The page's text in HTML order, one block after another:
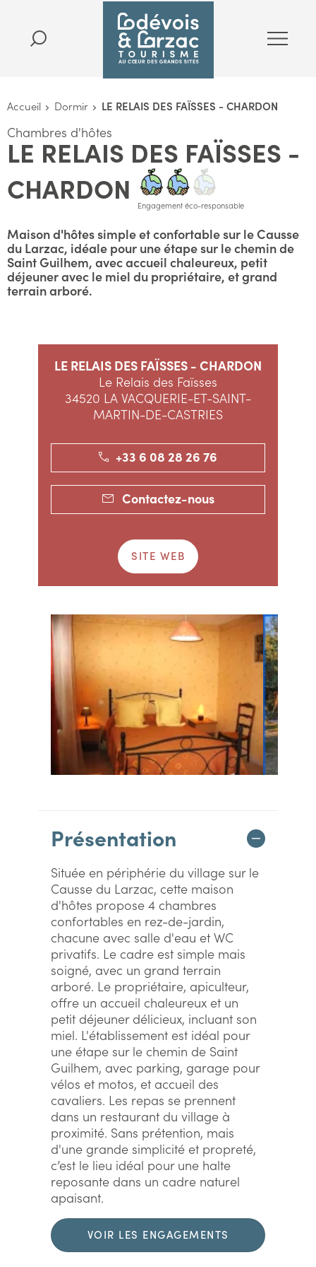
Accueil Dormir LE RELAIS DES FAÏSSES - CHARDON
Chambres d'hôtes
LE RELAIS DES FAÏSSES -
CHARDON
Engagement éco-responsable
Maison d'hôtes simple et confortable sur le Causse
du Larzac, idéale pour une étape sur le chemin de
Saint Guilhem, avec accueil chaleureux, petit
déjeuner avec le miel du propriétaire, et grand
terrain arboré.
LE RELAIS DES FAÏSSES - CHARDON
Le Relais des Faïsses
34520 LA VACQUERIE-ET-SAINT-
MARTIN-DE-CASTRIES
+33 6 08 28 26 76
Contactez-nous
SITE WEB
Présentation
Située en périphérie du village sur le
Causse du Larzac, cette maison
d'hôtes propose 4 chambres
confortables en rez-de-jardin,
chacune avec salle d'eau et WC
privatifs. Le cadre est simple mais
soigné, avec un grand terrain
arboré. Le propriétaire, apiculteur,
offre un accueil chaleureux et un
petit déjeuner délicieux, incluant son
miel. L'établissement est idéal pour
une étape sur le chemin de Saint
Guilhem, avec parking, garage pour
vélos et motos, et accueil des
cavaliers. Les repas se prennent
dans un restaurant du village à
proximité. Sans prétention, mais
d'une grande simplicité et propreté,
c’est le lieu idéal pour une halte
reposante dans un cadre naturel
apaisant.
VOIR LES ENGAGEMENTS